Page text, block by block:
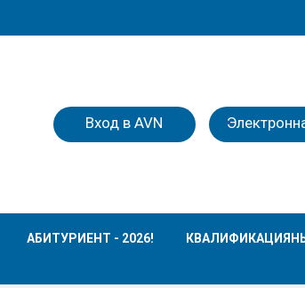
Вход в AVN
АБИТУРИЕНТ - 2026!